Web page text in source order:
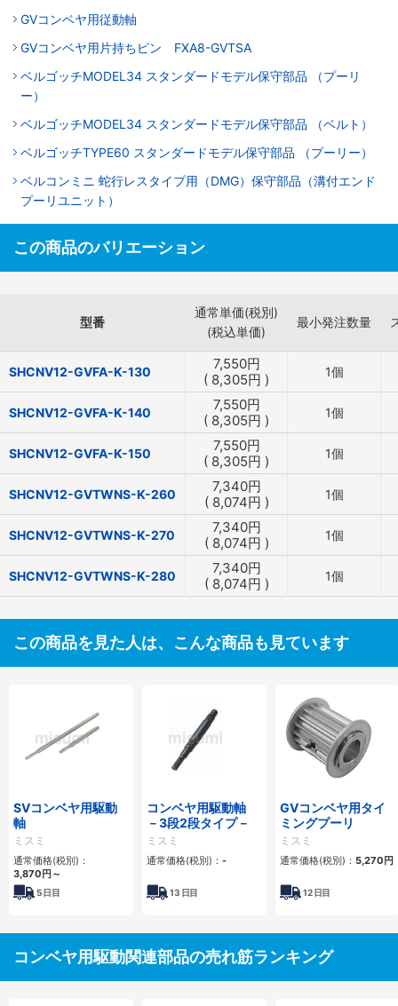
GVコンベヤ用従動軸
GVコンベヤ用片持ちピン FXA8-GVTSA
ベルゴッチMODEL34 スタンダードモデル保守部品 （プーリ
ー）
ベルゴッチMODEL34 スタンダードモデル保守部品 （ベルト）
ベルゴッチTYPE60 スタンダードモデル保守部品 （プーリー）
ベルコンミニ 蛇行レスタイプ用（DMG）保守部品（溝付エンド
プーリユニット）
この商品のバリエーション
型番
通常単価(税別)
(税込単価)
最小発注数量
SHCNV12-GVFA-K-130 7,550円
( 8,305円 ) 1個
SHCNV12-GVFA-K-140 7,550円
( 8,305円 ) 1個
SHCNV12-GVFA-K-150 7,550円
( 8,305円 ) 1個
SHCNV12-GVTWNS-K-260 7,340円
( 8,074円 ) 1個
SHCNV12-GVTWNS-K-270 7,340円
( 8,074円 ) 1個
SHCNV12-GVTWNS-K-280 7,340円
( 8,074円 ) 1個
この商品を見た人は、こんな商品も見ています
SVコンベヤ用駆動
軸
ミスミ
通常価格(税別)：
3,870 円 ～
5日目
コンベヤ用駆動軸
－3段2段タイプ－
ミスミ
通常価格(税別)： -
13 日目
GVコンベヤ用タイ
ミングプーリ
ミスミ
通常価格(税別)： 5,270 円
12日目
コンベヤ用駆動関連部品の売れ筋ランキング